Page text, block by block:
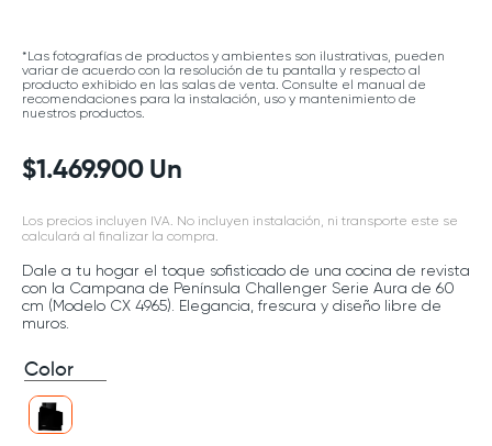
*Las fotografías de productos y ambientes son ilustrativas, pueden
variar de acuerdo con la resolución de tu pantalla y respecto al
producto exhibido en las salas de venta. Consulte el manual de
recomendaciones para la instalación, uso y mantenimiento de
nuestros productos.
$1 .469.900 Un
Los precios incluyen IVA. No incluyen instalación, ni transporte este se
calculará al finalizar la compra.
Dale a tu hogar el toque sofisticado de una cocina de revista
con la Campana de Península Challenger Serie Aura de 60
cm (Modelo CX 4965). Elegancia, frescura y diseño libre de
muros.
Color